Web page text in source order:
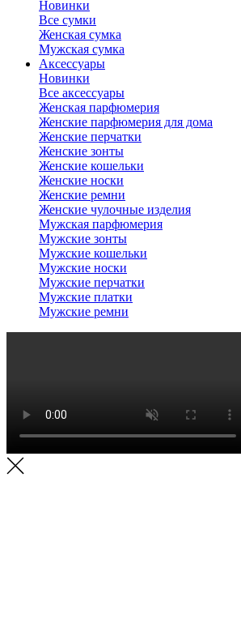
Новинки
Все сумки
Женская сумка
Мужская сумка
Аксессуары
Новинки
Все аксессуары
Женская парфюмерия
Женские парфюмерия для дома
Женские перчатки
Женские зонты
Женские кошельки
Женские носки
Женские ремни
Женские чулочные изделия
Мужская парфюмерия
Мужские зонты
Мужские кошельки
Мужские носки
Мужские перчатки
Мужские платки
Мужские ремни